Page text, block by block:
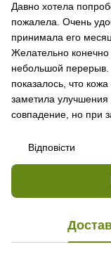
Давно хотела
пожалела. Очень
принимала его
Желательно
небольшой перерыв.
показалось, что
заметила улучшения
совпадение, но при
Відповісти